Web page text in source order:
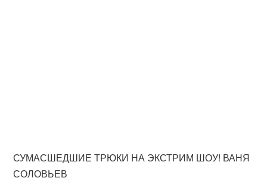
СУМАСШЕДШИЕ ТРЮКИ НА ЭКСТРИМ ШОУ! ВАНЯ
СОЛОВЬЕВ